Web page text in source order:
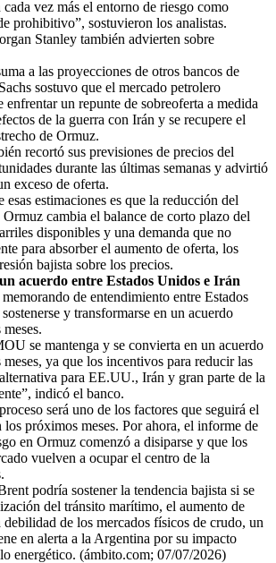
vez más el entorno de riesgo como
prohibitivo”, sostuvieron los analistas.
Stanley también advierten sobre
a las proyecciones de otros bancos de
sostuvo que el mercado petrolero
enfrentar un repunte de sobreoferta a medida
de la guerra con Irán y se recupere el
de Ormuz.
recortó sus previsiones de precios del
durante las últimas semanas y advirtió
exceso de oferta.
estimaciones es que la reducción del
cambia el balance de corto plazo del
disponibles y una demanda que no
para absorber el aumento de oferta, los
bajista sobre los precios.
acuerdo entre Estados Unidos e Irán
de entendimiento entre Estados
y transformarse en un acuerdo
se mantenga y se convierta en un acuerdo
ya que los incentivos para reducir las
para EE.UU., Irán y gran parte de la
indicó el banco.
será uno de los factores que seguirá el
los próximos meses. Por ahora, el informe de
en Ormuz comenzó a disiparse y que los
vuelven a ocupar el centro de la
podría sostener la tendencia bajista si se
del tránsito marítimo, el aumento de
de los mercados físicos de crudo, un
en alerta a la Argentina por su impacto
energético. (ámbito.com; 07/07/2026)